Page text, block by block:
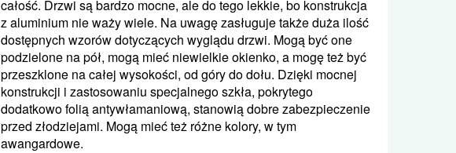
całość. Drzwi są bardzo mocne, ale do tego lekkie, bo konstrukcja
z aluminium nie waży wiele. Na uwagę zasługuje także duża ilość
dostępnych wzorów dotyczących wyglądu drzwi. Mogą być one
podzielone na pół, mogą mieć niewielkie okienko, a mogę też być
przeszklone na całej wysokości, od góry do dołu. Dzięki mocnej
konstrukcji i zastosowaniu specjalnego szkła, pokrytego
dodatkowo folią antywłamaniową, stanowią dobre zabezpieczenie
przed złodziejami. Mogą mieć też różne kolory, w tym
awangardowe.